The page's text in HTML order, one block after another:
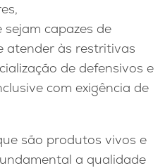
sejam capazes de
atender às restritivas
de defensivos e
com exigência de
são produtos vivos e
a qualidade